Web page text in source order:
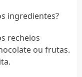
ingredientes?
recheios
ou frutas.